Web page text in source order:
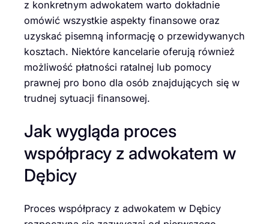
z konkretnym adwokatem warto dokładnie
omówić wszystkie aspekty finansowe oraz
uzyskać pisemną informację o przewidywanych
kosztach. Niektóre kancelarie oferują również
możliwość płatności ratalnej lub pomocy
prawnej pro bono dla osób znajdujących się w
trudnej sytuacji finansowej.
Jak wygląda proces
współpracy z adwokatem w
Dębicy
Proces współpracy z adwokatem w Dębicy